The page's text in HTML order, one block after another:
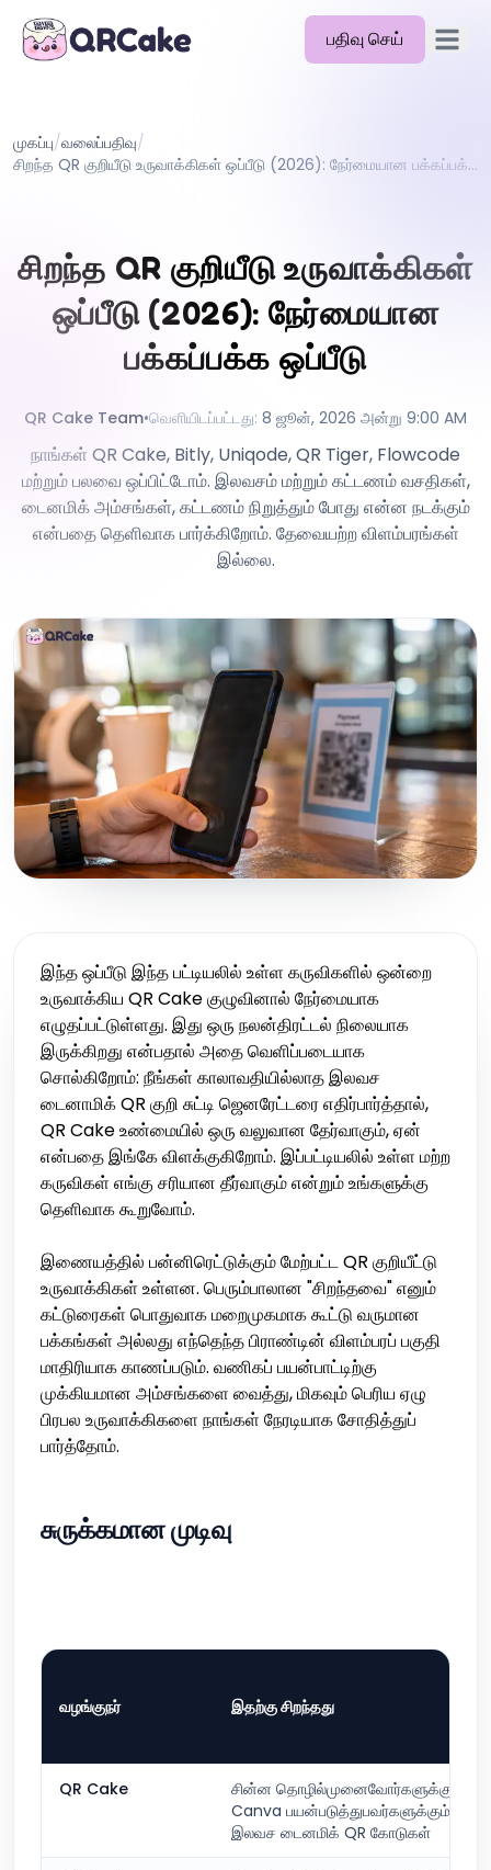
பதிவு செய்
விலை
ஆவணங்கள்
உதவி
முகப்பு/வலைப்பதிவு/
சிறந்த QR குறியீடு உருவாக்கிகள் ஒப்பீடு (2026): நேர்மையான பக்கப்பக்க ஒப்பீடு
சிறந்த QR குறியீடு உருவாக்கிகள்
ஒப்பீடு (2026): நேர்மையான
பக்கப்பக்க ஒப்பீடு
QR Cake Team•வெளியிடப்பட்டது: 8 ஜூன், 2026 அன்று 9:00 AM
நாங்கள் QR Cake, Bitly, Uniqode, QR Tiger, Flowcode
மற்றும் பலவை ஒப்பிட்டோம். இலவசம் மற்றும் கட்டணம் வசதிகள்,
டைனமிக் அம்சங்கள், கட்டணம் நிறுத்தும் போது என்ன நடக்கும்
என்பதை தெளிவாக பார்க்கிறோம். தேவையற்ற விளம்பரங்கள்
இல்லை.
இந்த ஒப்பீடு இந்த பட்டியலில் உள்ள கருவிகளில் ஒன்றை
உருவாக்கிய QR Cake குழுவினால் நேர்மையாக
எழுதப்பட்டுள்ளது. இது ஒரு நலன்திரட்டல் நிலையாக
இருக்கிறது என்பதால் அதை வெளிப்படையாக
சொல்கிறோம்: நீங்கள் காலாவதியில்லாத இலவச
டைனாமிக் QR குறி சுட்டி ஜெனரேட்டரை எதிர்பார்த்தால்,
QR Cake உண்மையில் ஒரு வலுவான தேர்வாகும், ஏன்
என்பதை இங்கே விளக்குகிறோம். இப்பட்டியலில் உள்ள மற்ற
கருவிகள் எங்கு சரியான தீர்வாகும் என்றும் உங்களுக்கு
தெளிவாக கூறுவோம்.
இணையத்தில் பன்னிரெட்டுக்கும் மேற்பட்ட QR குறியீட்டு
உருவாக்கிகள் உள்ளன. பெரும்பாலான "சிறந்தவை" எனும்
கட்டுரைகள் பொதுவாக மறைமுகமாக கூட்டு வருமான
பக்கங்கள் அல்லது எந்தெந்த பிராண்டின் விளம்பரப் பகுதி
மாதிரியாக காணப்படும். வணிகப் பயன்பாட்டிற்கு
முக்கியமான அம்சங்களை வைத்து, மிகவும் பெரிய ஏழு
பிரபல உருவாக்கிகளை நாங்கள் நேரடியாக சோதித்துப்
பார்த்தோம்.
சுருக்கமான முடிவு
வழங்குநர் இதற்கு சிறந்தது
QR Cake
சின்ன தொழில்முனைவோர்களுக்கும்
Canva பயன்படுத்துபவர்களுக்கும்
இலவச டைனமிக் QR கோடுகள்